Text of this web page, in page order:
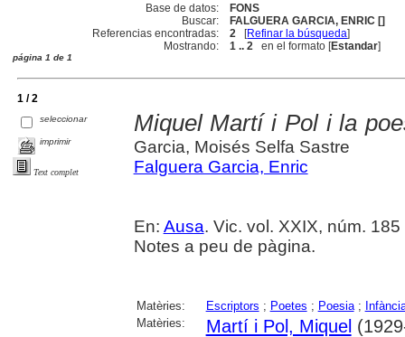
Base de datos:
FONS
Buscar:
FALGUERA GARCIA, ENRIC []
Referencias encontradas:
2 [Refinar la búsqueda]
Mostrando:
1 .. 2 en el formato [Estandar]
página 1 de 1
1 / 2
seleccionar
imprimir
Text complet
Miquel Martí i Pol i la
Garcia, Moisés Selfa Sastre
Falguera Garcia, Enric
En: Ausa. Vic. vol. XXIX, núm.
Notes a peu de pàgina.
Matèries: Escriptors ; Poetes ; Poesia;
Matèries:
Martí i Pol, Miquel